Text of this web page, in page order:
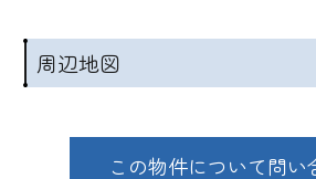
周辺地図
この物件について問い